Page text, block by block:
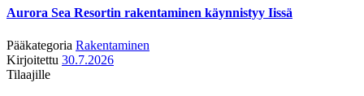
Aurora Sea Resortin rakentaminen käynnistyy Iissä
Pääkategoria Rakentaminen
Kirjoitettu 30.7.2026
Tilaajille